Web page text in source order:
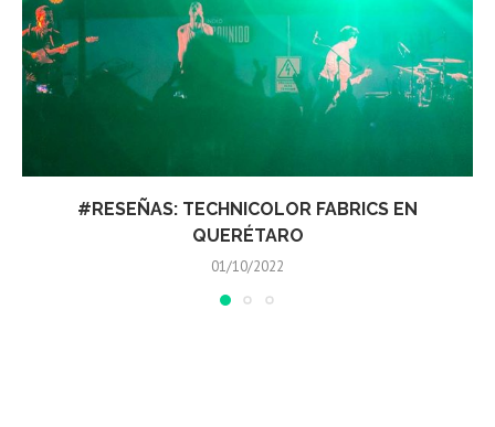
#RESEÑAS: CLAN OF XYMOX EN QUERÉTARO
03/09/2022